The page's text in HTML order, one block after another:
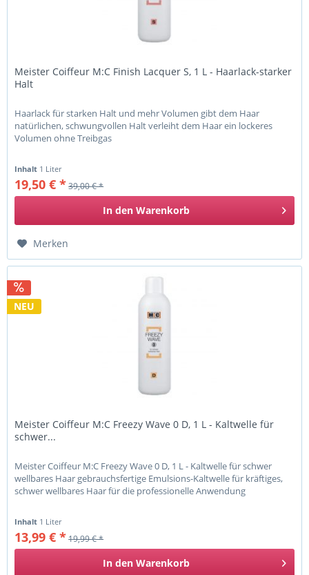
Meister Coiffeur M:C Finish Lacquer S, 1 L - Haarlack-starker
Halt
Haarlack für starken Halt und mehr Volumen gibt dem Haar
natürlichen, schwungvollen Halt verleiht dem Haar ein lockeres
Volumen ohne Treibgas
Inhalt 1 Liter
19,50 € *39,00 € *
In den Warenkorb
Merken
NEU
Meister Coiffeur M:C Freezy Wave 0 D, 1 L - Kaltwelle für
schwer...
Meister Coiffeur M:C Freezy Wave 0 D, 1 L - Kaltwelle für schwer
wellbares Haar gebrauchsfertige Emulsions-Kaltwelle für kräftiges,
schwer wellbares Haar für die professionelle Anwendung
Inhalt 1 Liter
13,99 € *19,99 € *
In den Warenkorb